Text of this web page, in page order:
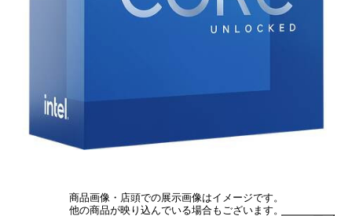
商品画像・店頭での展示画像はイメージです。
他の商品が映り込んでいる場合もございます。